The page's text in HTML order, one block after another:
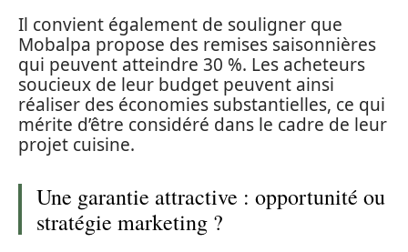
Il convient également de souligner que
Mobalpa propose des remises saisonnières
qui peuvent atteindre 30 %. Les acheteurs
soucieux de leur budget peuvent ainsi
réaliser des économies substantielles, ce qui
mérite d’être considéré dans le cadre de leur
projet cuisine.
Une garantie attractive : opportunité ou
stratégie marketing ?